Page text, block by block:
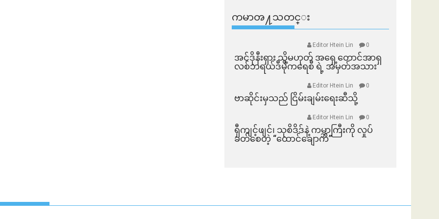
ကမာၻ႔သတင္း
Editor Htein Lin 0
အင်ဒိုနီးရှား သို့မဟုတ် အရှေ့တောင်အာရှ
လစ်ဘရယ်ဒီမိုကရေစီ ရဲ့ အမှတ်အသား
Editor Htein Lin 0
ဗာဆိုင်းမှသည် ငြိမ်းချမ်းရေးဆီသို့
Editor Htein Lin 0
ရှီကျင့်ဖျင်၊ သုစိဒိဒ်နဲ့ ကမ္ဘာကြီးကို လှုပ်
ခတ်စေတဲ့ “ထောင်ချောက်”